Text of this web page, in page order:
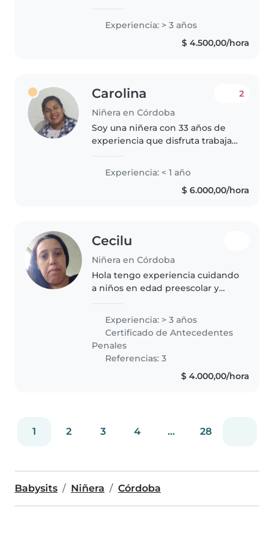
experiencia con cuidados en
distintas edades, soy muy
paciente, se cocinar, se diverti,
Experiencia: > 3 años
$ 4.500,00/hora
Carolina
Niñera en Córdoba
2
Soy una niñera con 33 años de
experiencia que disfruta trabajar
creativa y empática. Cuento con
una licenciatura en Nivel Inicial y
tengo habilidades en..
Experiencia: < 1 año
$ 6.000,00/hora
Cecilu
Niñera en Córdoba
Hola tengo experiencia cuidando
a niños en edad preescolar y
hijos(10/15/16) Aparte del cuidado
me encanta colaborar con las
tareas domésticas Pueden
contactarme..
Experiencia: > 3 años
Certificado de Antecedentes
Penales
Referencias: 3
$ 4.000,00/hora
1 2 3 4 ... 28
Babysits Niñera Córdoba